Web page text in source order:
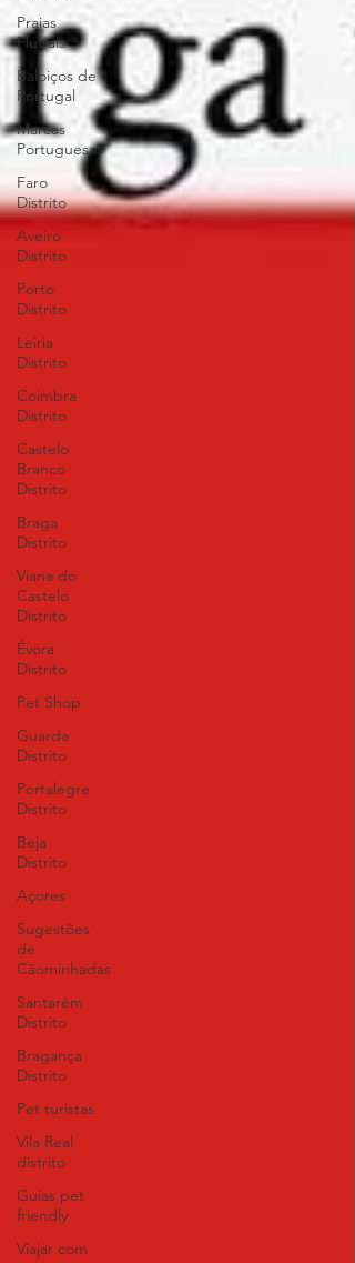
Praias
Fluviais
Baloiços de
Portugal
Marcas
Portuguesas
Faro
Distrito
Aveiro
Distrito
Porto
Distrito
Leiria
Distrito
Coimbra
Distrito
Castelo
Branco
Distrito
Braga
Distrito
Viana do
Castelo
Distrito
Évora
Distrito
Pet Shop
Guarda
Distrito
Portalegre
Distrito
Beja
Distrito
Açores
Sugestões
de
Cãominhadas
Santarém
Distrito
Bragança
Distrito
Pet turistas
Vila Real
distrito
Guias pet
friendly
Viajar com